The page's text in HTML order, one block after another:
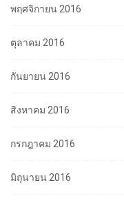
พฤศจิกายน 2016
ตุลาคม 2016
กันยายน 2016
สิงหาคม 2016
กรกฎาคม 2016
มิถุนายน 2016